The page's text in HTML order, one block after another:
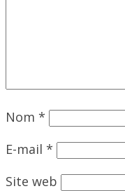
Nom *
E-mail *
Site web